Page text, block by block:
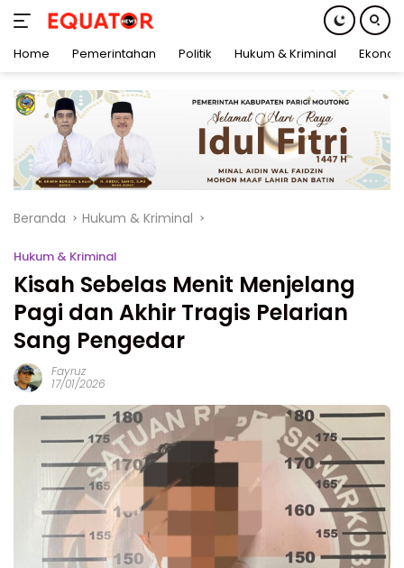
konten
Home Pemerintahan Politik Hukum & Kriminal
Beranda Hukum & Kriminal
Hukum & Kriminal
Kisah Sebelas Menit Menjelang
Pagi dan Akhir Tragis Pelarian
Sang Pengedar
Fayruz
17/01/2026